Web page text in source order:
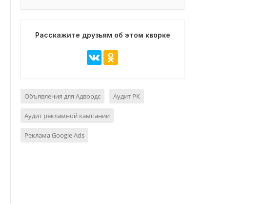
Расскажите друзьям об этом кворке
Объявления для Адвордс Аудит РК
Аудит рекламной кампании
Реклама Google Ads